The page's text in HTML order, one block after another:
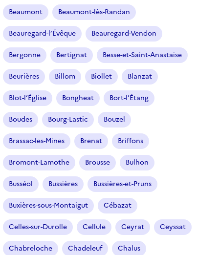
Beaumont Beaumont-lès-Randan
Beauregard-l’Évêque Beauregard-Vendon
Bergonne Bertignat Besse-et-Saint-Anastaise
Beurières Billom Biollet Blanzat
Blot-l’Église Bongheat Bort-l’Étang
Boudes Bourg-Lastic Bouzel
Brassac-les-Mines Brenat Briffons
Bromont-Lamothe Brousse Bulhon
Busséol Bussières Bussières-et-Pruns
Buxières-sous-Montaigut Cébazat
Celles-sur-Durolle Cellule Ceyrat Ceyssat
Chabreloche Chadeleuf Chalus